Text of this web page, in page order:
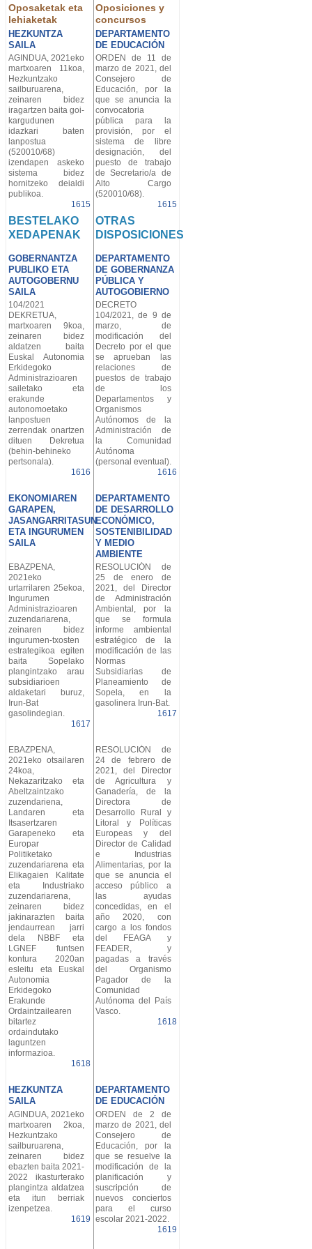
Oposaketak eta
lehiaketak
HEZKUNTZA
SAILA
Oposiciones y
concursos
DEPARTAMENTO
DE EDUCACIÓN
AGINDUA, 2021eko
martxoaren 11koa,
Hezkuntzako
sailburuarena,
zeinaren bidez
iragartzen baita goi-
kargudunen
idazkari baten
lanpostua
(520010/68)
izendapen askeko
sistema bidez
hornitzeko deialdi
publikoa.
1615
ORDEN de 11 de
marzo de 2021, del
Consejero de
Educación, por la
que se anuncia la
convocatoria
pública para la
provisión, por el
sistema de libre
designación, del
puesto de trabajo
de Secretario/a de
Alto Cargo
(520010/68).
1615
BESTELAKO
XEDAPENAK
GOBERNANTZA
PUBLIKO ETA
AUTOGOBERNU
SAILA
OTRAS
DISPOSICIONES
DEPARTAMENTO
DE GOBERNANZA
PÚBLICA Y
AUTOGOBIERNO
104/2021
DEKRETUA,
martxoaren 9koa,
zeinaren bidez
aldatzen baita
Euskal Autonomia
Erkidegoko
Administrazioaren
sailetako eta
erakunde
autonomoetako
lanpostuen
zerrendak onartzen
dituen Dekretua
(behin-behineko
pertsonala).
1616
DECRETO
104/2021, de 9 de
marzo, de
modificación del
Decreto por el que
se aprueban las
relaciones de
puestos de trabajo
de los
Departamentos y
Organismos
Autónomos de la
Administración de
la Comunidad
Autónoma
(personal eventual).
1616
EKONOMIAREN
GARAPEN,
JASANGARRITASUN
ETA INGURUMEN
SAILA
DEPARTAMENTO
DE DESARROLLO
ECONÓMICO,
SOSTENIBILIDAD
Y MEDIO
AMBIENTE
EBAZPENA,
2021eko
urtarrilaren 25ekoa,
Ingurumen
Administrazioaren
zuzendariarena,
zeinaren bidez
ingurumen-txosten
estrategikoa egiten
baita Sopelako
plangintzako arau
subsidiarioen
aldaketari buruz,
Irun-Bat
gasolindegian.
1617
RESOLUCIÓN de
25 de enero de
2021, del Director
de Administración
Ambiental, por la
que se formula
informe ambiental
estratégico de la
modificación de las
Normas
Subsidiarias de
Planeamiento de
Sopela, en la
gasolinera Irun-Bat.
1617
EBAZPENA,
2021eko otsailaren
24koa,
Nekazaritzako eta
Abeltzaintzako
zuzendariena,
Landaren eta
Itsasertzaren
Garapeneko eta
Europar
Politiketako
zuzendariarena eta
Elikagaien Kalitate
eta Industriako
zuzendariarena,
zeinaren bidez
jakinarazten baita
jendaurrean jarri
dela NBBF eta
LGNEF funtsen
kontura 2020an
esleitu eta Euskal
Autonomia
Erkidegoko
Erakunde
Ordaintzailearen
bitartez
ordaindutako
laguntzen
informazioa.
1618
RESOLUCIÓN de
24 de febrero de
2021, del Director
de Agricultura y
Ganadería, de la
Directora de
Desarrollo Rural y
Litoral y Políticas
Europeas y del
Director de Calidad
e Industrias
Alimentarias, por la
que se anuncia el
acceso público a
las ayudas
concedidas, en el
año 2020, con
cargo a los fondos
del FEAGA y
FEADER, y
pagadas a través
del Organismo
Pagador de la
Comunidad
Autónoma del País
Vasco.
1618
HEZKUNTZA
SAILA
DEPARTAMENTO
DE EDUCACIÓN
AGINDUA, 2021eko
martxoaren 2koa,
Hezkuntzako
sailburuarena,
zeinaren bidez
ebazten baita 2021-
2022 ikasturterako
plangintza aldatzea
eta itun berriak
izenpetzea.
1619
ORDEN de 2 de
marzo de 2021, del
Consejero de
Educación, por la
que se resuelve la
modificación de la
planificación y
suscripción de
nuevos conciertos
para el curso
escolar 2021-2022.
1619